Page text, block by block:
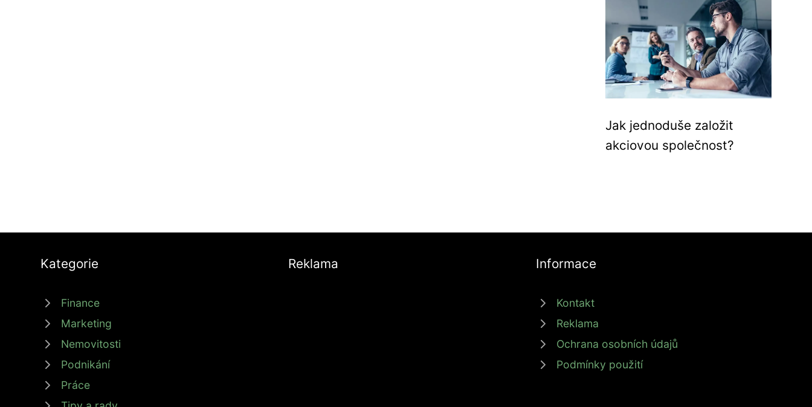
Jak jednoduše založit
akciovou společnost?
Kategorie
Finance
Marketing
Nemovitosti
Podnikání
Práce
Reklama Informace
Kontakt
Reklama
Ochrana osobních údajů
Podmínky použití